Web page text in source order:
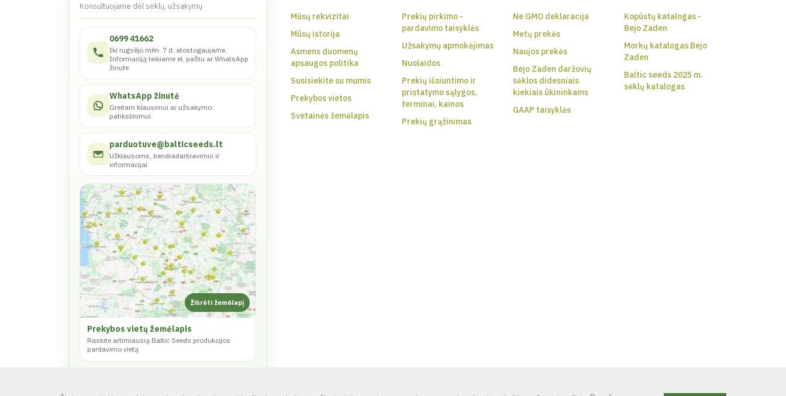
Konsultuojame dėl sėklų, užsakymų
0699 41662
Iki rugsėjo mėn. 7 d. atostogaujame.
Informaciją teikiame el. paštu ar WhatsApp
žinute
WhatsApp žinutė
Greitam klausimui ar užsakymo
patikslinimui
parduotuve@balticseeds.lt
Užklausoms, bendradarbiavimui ir
informacijai
Prekybos vietų žemėlapis
Raskite artimiausią Baltic Seeds produkcijos
pardavimo vietą
Mūsų rekvizitai
Mūsų istorija
Asmens duomenų
apsaugos politika
Susisiekite su mumis
Prekybos vietos
Svetainės žemėlapis
Prekių pirkimo -
pardavimo taisyklės
Užsakymų apmokėjimas
Nuolaidos
Prekių išsiuntimo ir
pristatymo sąlygos,
terminai, kainos
Prekių grąžinimas
Ne GMO deklaracija
Metų prekės
Naujos prekės
Bejo Zaden daržovių
sėklos didesniais
kiekiais ūkininkams
GAAP taisyklės
Kopūstų katalogas -
Bejo Zaden
Morkų katalogas Bejo
Zaden
Baltic seeds 2025 m.
sėklų katalogas